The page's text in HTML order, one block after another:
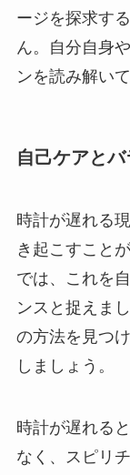
ージを探求す
ん。自分自身
ンを読み解い
自己ケアとバ
時計が遅れる
き起こすこと
では、これを
ンスと捉えま
の方法を見つ
しましょう。
時計が遅れる
なく、スピリ